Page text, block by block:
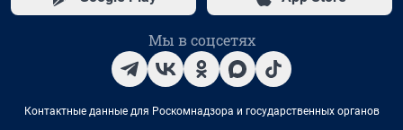
Мы в соцсетях
Контактные данные для Роскомнадзора и государственных органов